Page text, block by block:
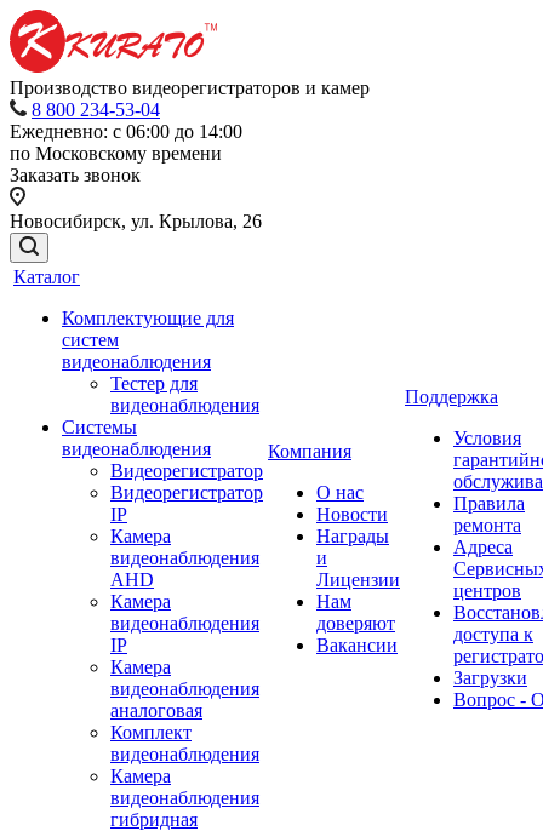
Производство видеорегистраторов и камер
8 800 234-53-04
Ежедневно: с 06:00 до 14:00
по Московскому времени
Заказать звонок
Новосибирск, ул. Крылова, 26
Каталог
Комплектующие для
систем
видеонаблюдения
Тестер для
видеонаблюдения
Системы
видеонаблюдения
Видеорегистратор
Видеорегистратор
IP
Камера
видеонаблюдения
AHD
Камера
видеонаблюдения
IP
Камера
видеонаблюдения
аналоговая
Комплект
видеонаблюдения
Камера
видеонаблюдения
гибридная
Компания
О нас
Новости
Награды
и
Лицензии
Нам
доверяют
Вакансии
Поддержка
Условия
Правила
ремонта
Адреса
центров
доступа к
Загрузки
Вопрос -